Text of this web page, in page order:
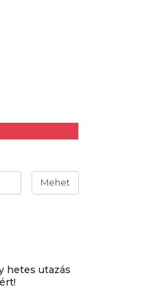
Mehet
hetes utazás